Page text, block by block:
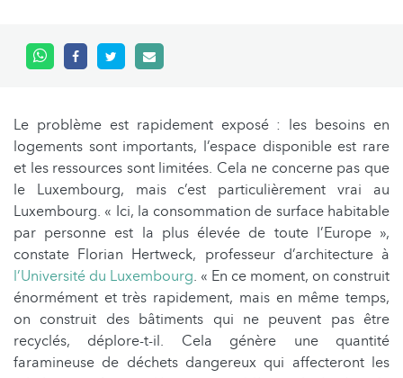
Le problème est rapidement exposé : les besoins en
logements sont importants, l’espace disponible est rare
et les ressources sont limitées. Cela ne concerne pas que
le Luxembourg, mais c’est particulièrement vrai au
Luxembourg. « Ici, la consommation de surface habitable
par personne est la plus élevée de toute l’Europe »,
constate Florian Hertweck, professeur d’architecture à
l’Université du Luxembourg. « En ce moment, on construit
énormément et très rapidement, mais en même temps,
on construit des bâtiments qui ne peuvent pas être
recyclés, déplore-t-il. Cela génère une quantité
faramineuse de déchets dangereux qui affecteront les